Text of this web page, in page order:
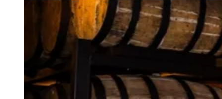
Parque Imperial Parque Santa LuziaParque Viana
Pirapora
Recanto Phrynéa Santana de
TamboréVale do Sol Vila Barros Vila Boa Vista
Vila
Vila Engenho NovoVila MárciaVila Nossa Sra. da
Vila Porto
Votupoca
Para Sua Empresa
Anuncie no Portal
Guia de Empresas
Divulgar Vagas
Publicidade Legal